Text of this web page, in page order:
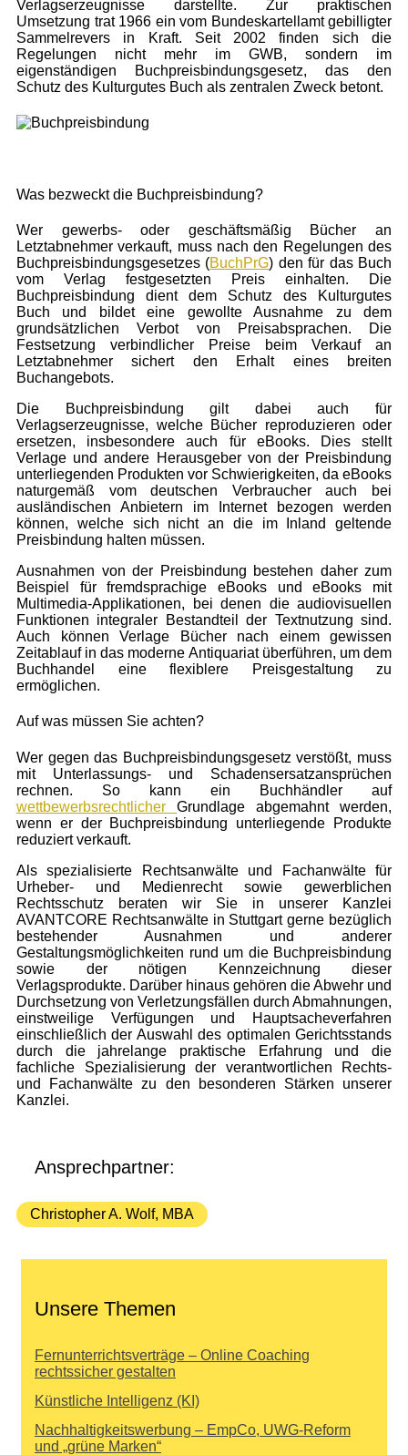
Verlagserzeugnisse darstellte. Zur praktischen
Umsetzung trat 1966 ein vom Bundeskartellamt gebilligter
Sammelrevers in Kraft. Seit 2002 finden sich die
Regelungen nicht mehr im GWB, sondern im
eigenständigen Buchpreisbindungsgesetz, das den
Schutz des Kulturgutes Buch als zentralen Zweck betont.
Was bezweckt die Buchpreisbindung?
Wer gewerbs- oder geschäftsmäßig Bücher an
Letztabnehmer verkauft, muss nach den Regelungen des
Buchpreisbindungsgesetzes (BuchPrG) den für das Buch
vom Verlag festgesetzten Preis einhalten. Die
Buchpreisbindung dient dem Schutz des Kulturgutes
Buch und bildet eine gewollte Ausnahme zu dem
grundsätzlichen Verbot von Preisabsprachen. Die
Festsetzung verbindlicher Preise beim Verkauf an
Letztabnehmer sichert den Erhalt eines breiten
Buchangebots.
Die Buchpreisbindung gilt dabei auch für
Verlagserzeugnisse, welche Bücher reproduzieren oder
ersetzen, insbesondere auch für eBooks. Dies stellt
Verlage und andere Herausgeber von der Preisbindung
unterliegenden Produkten vor Schwierigkeiten, da eBooks
naturgemäß vom deutschen Verbraucher auch bei
ausländischen Anbietern im Internet bezogen werden
können, welche sich nicht an die im Inland geltende
Preisbindung halten müssen.
Ausnahmen von der Preisbindung bestehen daher zum
Beispiel für fremdsprachige eBooks und eBooks mit
Multimedia-Applikationen, bei denen die audiovisuellen
Funktionen integraler Bestandteil der Textnutzung sind.
Auch können Verlage Bücher nach einem gewissen
Zeitablauf in das moderne Antiquariat überführen, um dem
Buchhandel eine flexiblere Preisgestaltung zu
ermöglichen.
Auf was müssen Sie achten?
Wer gegen das Buchpreisbindungsgesetz verstößt, muss
mit Unterlassungs- und Schadensersatzansprüchen
rechnen. So kann ein Buchhändler auf
wettbewerbsrechtlicher Grundlage abgemahnt werden,
wenn er der Buchpreisbindung unterliegende Produkte
reduziert verkauft.
Als spezialisierte Rechtsanwälte und Fachanwälte für
Urheber- und Medienrecht sowie gewerblichen
Rechtsschutz beraten wir Sie in unserer Kanzlei
AVANTCORE Rechtsanwältein Stuttgartgerne bezüglich
bestehender Ausnahmen und anderer
Gestaltungsmöglichkeiten rund um die Buchpreisbindung
sowie der nötigen Kennzeichnung dieser
Verlagsprodukte. Darüber hinaus gehören die Abwehr und
Durchsetzung von Verletzungsfällen durch Abmahnungen,
einstweilige Verfügungen und Hauptsacheverfahren
einschließlich der Auswahl des optimalen Gerichtsstands
durch die jahrelange praktische Erfahrung und die
fachliche Spezialisierung der verantwortlichen Rechts-
und Fachanwälte zu den besonderen Stärken unserer
Kanzlei.
Ansprechpartner:
Christopher A. Wolf, MBA
Unsere Themen
Fernunterrichtsverträge – Online Coaching
rechtssicher gestalten
Künstliche Intelligenz (KI)
Nachhaltigkeitswerbung – EmpCo, UWG-Reform
und „grüne Marken“